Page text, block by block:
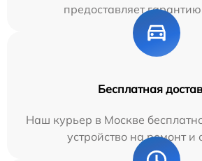
предоставляет
Бесплатная
Наш курьер в Москве
устройство на ремонт и